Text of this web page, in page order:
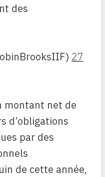
des
27
montant net de
d’obligations
par des
de cette année,